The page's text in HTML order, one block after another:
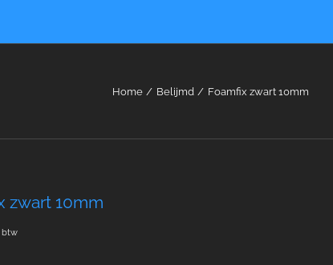
Home Belijmd Foamfix zwart 10mm
zwart 10mm
btw